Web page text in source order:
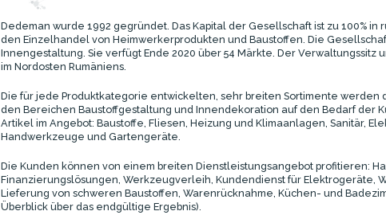
Dedeman wurde 1992 gegründet. Das Kapital der Gesellschaft ist zu 100%
den Einzelhandel von Heimwerkerprodukten und Baustoffen. Die
Innengestaltung. Sie verfügt Ende 2020 über 54 Märkte. Der Verwaltungssitz
im Nordosten Rumäniens.
Die für jede Produktkategorie entwickelten, sehr breiten Sortimente
den Bereichen Baustoffgestaltung und Innendekoration auf den Bedarf der
Artikel im Angebot: Baustoffe, Fliesen, Heizung und Klimaanlagen, Sanitär,
Handwerkzeuge und Gartengeräte.
Die Kunden können von einem breiten Dienstleistungsangebot profitieren:
Finanzierungslösungen, Werkzeugverleih, Kundendienst für Elektrogeräte,
Lieferung von schweren Baustoffen, Warenrücknahme, Küchen- und
Überblick über das endgültige Ergebnis).